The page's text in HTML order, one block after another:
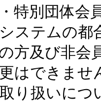
特別団体会
ステムの
方及び非会
はできませ
り扱いにつ